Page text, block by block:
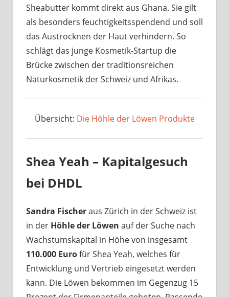
Sheabutter kommt direkt aus Ghana. Sie gilt
als besonders feuchtigkeitsspendend und soll
das Austrocknen der Haut verhindern. So
schlägt das junge Kosmetik-Startup die
Brücke zwischen der traditionsreichen
Naturkosmetik der Schweiz und Afrikas.
Übersicht: Die Höhle der Löwen Produkte
Shea Yeah – Kapitalgesuch
bei DHDL
Sandra Fischeraus Zürich in der Schweiz ist
in der Höhle der Löwen auf der Suche nach
Wachstumskapital in Höhe von insgesamt
110.000 Eurofür Shea Yeah, welches für
Entwicklung und Vertrieb eingesetzt werden
kann. Die Löwen bekommen im Gegenzug 15